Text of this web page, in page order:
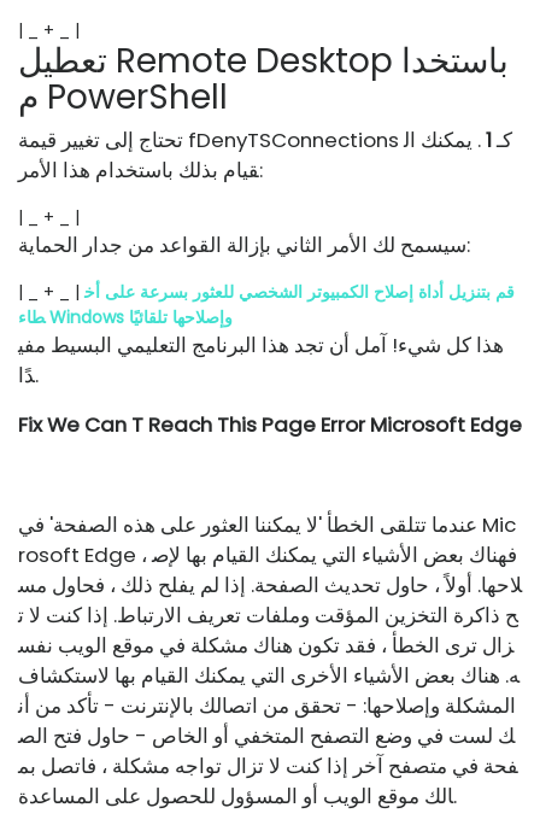
| _ + _ |
تعطيل Remote Desktop باستخدا
م PowerShell
تحتاج إلى تغيير قيمة fDenyTSConnections كـ1. يمكنك ال
قيام بذلك باستخدام هذا الأمر:
| _ + _ |
سيسمح لك الأمر الثاني بإزالة القواعد من جدار الحماية:
| _ + _ | قم بتنزيل أداة إصلاح الكمبيوتر الشخصي للعثور بسرعة على أخ
طاء Windows وإصلاحها تلقائيًا
هذا كل شيء! آمل أن تجد هذا البرنامج التعليمي البسيط مفي
دًا.
Fix We Can T Reach This Page Error Microsoft Edge
عندما تتلقى الخطأ 'لا يمكننا العثور على هذه الصفحة' في Mic
rosoft Edge ، فهناك بعض الأشياء التي يمكنك القيام بها لإص
لاحها. أولاً ، حاول تحديث الصفحة. إذا لم يفلح ذلك ، فحاول مس
ح ذاكرة التخزين المؤقت وملفات تعريف الارتباط. إذا كنت لا ت
زال ترى الخطأ ، فقد تكون هناك مشكلة في موقع الويب نفس
ه. هناك بعض الأشياء الأخرى التي يمكنك القيام بها لاستكشاف
المشكلة وإصلاحها: - تحقق من اتصالك بالإنترنت - تأكد من أن
ك لست في وضع التصفح المتخفي أو الخاص - حاول فتح الص
فحة في متصفح آخر إذا كنت لا تزال تواجه مشكلة ، فاتصل بم
الك موقع الويب أو المسؤول للحصول على المساعدة.